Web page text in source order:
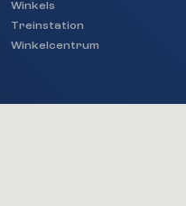
Winkels
Treinstation
Winkelcentrum